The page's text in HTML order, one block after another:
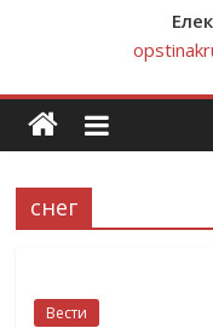
снег
Вести